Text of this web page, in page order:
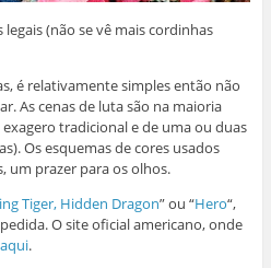
(não se vê mais cordinhas
é relativamente simples então não
As cenas de luta são na maioria
tradicional e de uma ou duas
Os esquemas de cores usados
um prazer para os olhos.
Tiger, Hidden Dragon” ou “Hero“,
O site oficial americano, onde
.